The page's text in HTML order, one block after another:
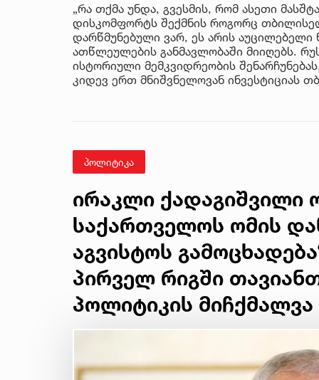
„რა თქმა უნდა, გვესმის, რომ ასეთი
დისკომფორტს შექმნის როგორც
დარწმუნებული ვარ, ეს არის აუცილებელი
ათწლეულების განმავლობაში მიიღებს.
ისტორიული მემკვიდრეობის
კიდევ ერთ მნიშვნელოვან ინვესტიციას
პოლიტიკა
ირაკლი ქადაგიშვილი
საქართველოს ომის
აგვისტოს
პირველ რიგში
პოლიტიკის